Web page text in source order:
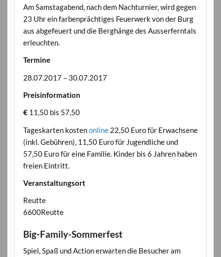
Am Samstagabend, nach dem Nachturnier, wird gegen
23 Uhr ein farbenprächtiges Feuerwerk von der Burg
aus abgefeuert und die Berghänge des Ausserferntals
erleuchten.
Termine
28.07.2017 – 30.07.2017
Preisinformation
€ 11,50 bis 57,50
Tageskarten kostenonline22,50 Euro für Erwachsene
(inkl. Gebühren), 11,50 Euro für Jugendliche und
57,50 Euro für eine Familie. Kinder bis 6 Jahren haben
freien Eintritt.
Veranstaltungsort
Reutte
6600Reutte
Big-Family-Sommerfest
Spiel, Spaß und Action erwarten die Besucher am